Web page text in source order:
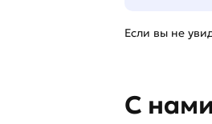
Если вы не
С